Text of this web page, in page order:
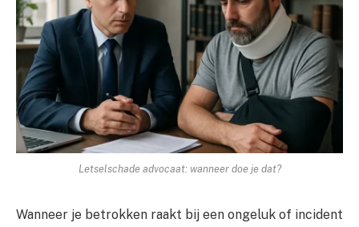
Letselschade advocaat: wanneer doe je dat?
Wanneer je betrokken raakt bij een ongeluk of incident